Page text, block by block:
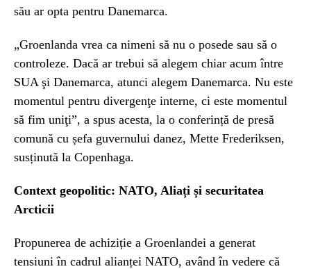
său ar opta pentru Danemarca.
„Groenlanda vrea ca nimeni să nu o posede sau să o
controleze. Dacă ar trebui să alegem chiar acum între
SUA şi Danemarca, atunci alegem Danemarca. Nu este
momentul pentru divergenţe interne, ci este momentul
să fim uniţi”, a spus acesta, la o conferință de presă
comună cu șefa guvernului danez, Mette Frederiksen,
susținută la Copenhaga.
Context geopolitic: NATO, Aliați și securitatea
Arcticii
Propunerea de achiziție a Groenlandei a generat
tensiuni în cadrul alianței NATO, având în vedere că